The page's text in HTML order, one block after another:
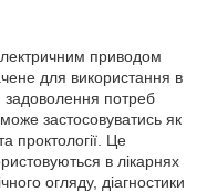
приводом
для використання в
задоволення потреб
застосовуватись як
проктології. Це
в лікарнях
огляду, діагностики